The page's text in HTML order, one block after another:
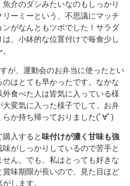
介のダシみたいなのもしっかり
ーミーという、不思議にマッチ
がなんともツボでした！サラダ
、小鉢的な位置付けで毎食少し
が、運動会のお弁当に使ったとい
のはとても早かったです。なかな
食べた人は皆気に入っている様
変気に入った様子でして、お弁
か持ち帰っておりました(ﾟ∀ﾟ)
入すると 味付けが濃く甘味も強
がしっかりしているので苦手と
ん。でも、私はとっても好きな
味期限が長いので、見た目ほど
します。